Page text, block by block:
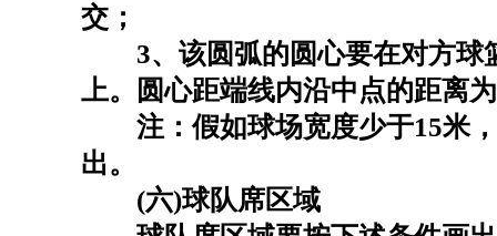
交；
3、该圆弧的圆心要在对方球
上。圆心距端线内沿中点的距离
注：假如球场宽度少于15米，
出。
(六)球队席区域